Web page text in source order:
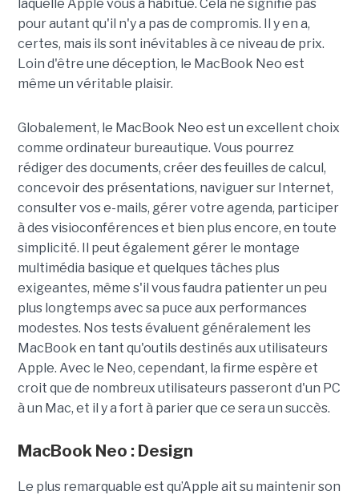
laquelle Apple vous a habitué. Cela ne signifie pas
pour autant qu'il n'y a pas de compromis. Il y en a,
certes, mais ils sont inévitables à ce niveau de prix.
Loin d'être une déception, le MacBook Neo est
même un véritable plaisir.
Globalement, le MacBook Neo est un excellent choix
comme ordinateur bureautique. Vous pourrez
rédiger des documents, créer des feuilles de calcul,
concevoir des présentations, naviguer sur Internet,
consulter vos e-mails, gérer votre agenda, participer
à des visioconférences et bien plus encore, en toute
simplicité. Il peut également gérer le montage
multimédia basique et quelques tâches plus
exigeantes, même s'il vous faudra patienter un peu
plus longtemps avec sa puce aux performances
modestes. Nos tests évaluent généralement les
MacBook en tant qu'outils destinés aux utilisateurs
Apple. Avec le Neo, cependant, la firme espère et
croit que de nombreux utilisateurs passeront d'un PC
à un Mac, et il y a fort à parier que ce sera un succès.
MacBook Neo : Design
Le plus remarquable est qu’Apple ait su maintenir son